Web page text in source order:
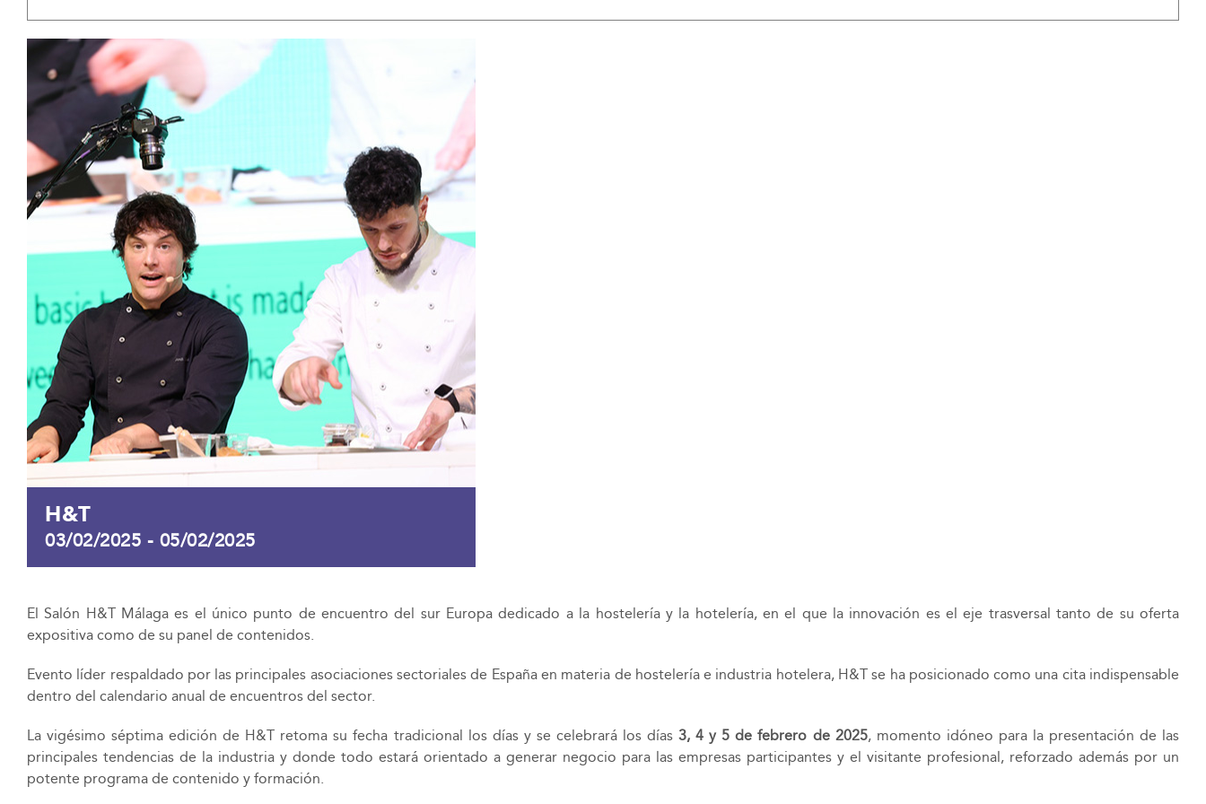
H&T
03/02/2025 - 05/02/2025
El Salón H&T Málaga es el único punto de encuentro del sur Europa dedicado a la hostelería y la hotelería, en el que la innovación es el eje trasversal tanto de su oferta
expositiva como de su panel de contenidos.
Evento líder respaldado por las principales asociaciones sectoriales de España en materia de hostelería e industria hotelera, H&T se ha posicionado como una cita indispensable
dentro del calendario anual de encuentros del sector.
La vigésimo séptima edición de H&T retoma su fecha tradicional los días y se celebrará los días3, 4 y 5 de febrero de 2025, momento idóneo para la presentación de las
principales tendencias de la industria y donde todo estará orientado a generar negocio para las empresas participantes y el visitante profesional, reforzado además por un
potente programa de contenido y formación.